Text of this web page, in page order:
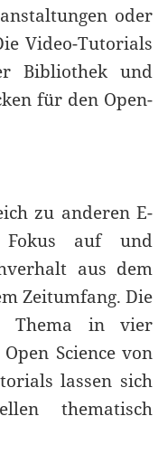
oder
Video-Tutorials
Bibliothek und
für den Open-
zu anderen E-
Fokus auf und
aus dem
Zeitumfang. Die
Thema in vier
Science von
lassen sich
thematisch